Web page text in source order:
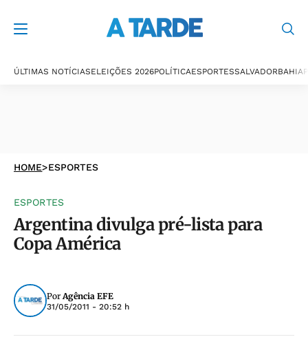
ÚLTIMAS NOTÍCIASELEIÇÕES 2026POLÍTICAESPORTESSALVADORBAHIA
HOME>ESPORTES
ESPORTES
Argentina divulga pré-lista para
Copa América
PorAgência EFE
31/05/2011 - 20:52 h